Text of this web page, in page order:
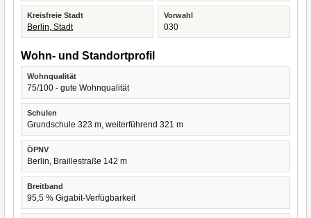
Kreisfreie Stadt
Berlin, Stadt
Vorwahl
030
Wohn- und Standortprofil
Wohnqualität
75/100 - gute Wohnqualität
Schulen
Grundschule 323 m, weiterführend 321 m
ÖPNV
Berlin, Braillestraße 142 m
Breitband
95,5 % Gigabit-Verfügbarkeit